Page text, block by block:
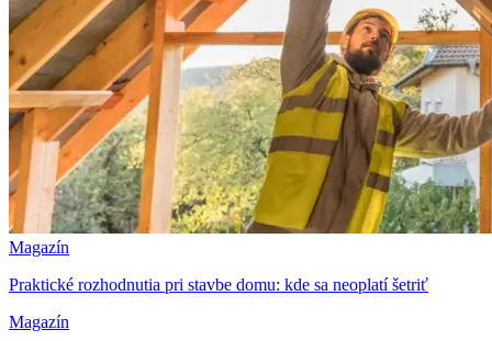
Magazín
Praktické rozhodnutia pri stavbe domu: kde sa neoplatí šetriť
Magazín